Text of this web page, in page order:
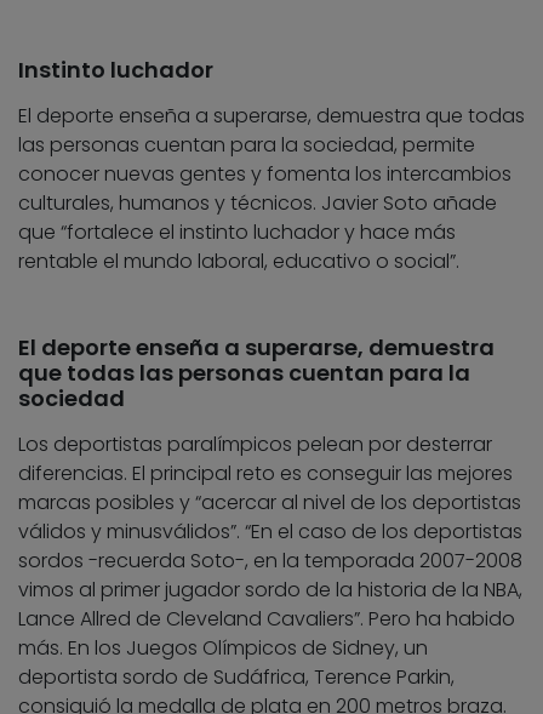
Instinto luchador
El deporte enseña a superarse, demuestra que todas
las personas cuentan para la sociedad, permite
conocer nuevas gentes y fomenta los intercambios
culturales, humanos y técnicos. Javier Soto añade
que “fortalece el instinto luchador y hace más
rentable el mundo laboral, educativo o social”.
El deporte enseña a superarse, demuestra
que todas las personas cuentan para la
sociedad
Los deportistas paralímpicos pelean por desterrar
diferencias. El principal reto es conseguir las mejores
marcas posibles y “acercar al nivel de los deportistas
válidos y minusválidos”. “En el caso de los deportistas
sordos -recuerda Soto-, en la temporada 2007-2008
vimos al primer jugador sordo de la historia de la NBA,
Lance Allred de Cleveland Cavaliers”. Pero ha habido
más. En los Juegos Olímpicos de Sidney, un
deportista sordo de Sudáfrica, Terence Parkin,
consiguió la medalla de plata en 200 metros braza.